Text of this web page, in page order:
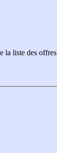
la liste des offres